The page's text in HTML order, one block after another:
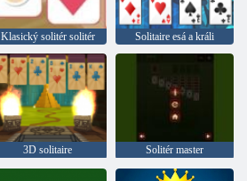
Klasický solitér solitér Solitaire esá a králi
3D solitaire Solitér master